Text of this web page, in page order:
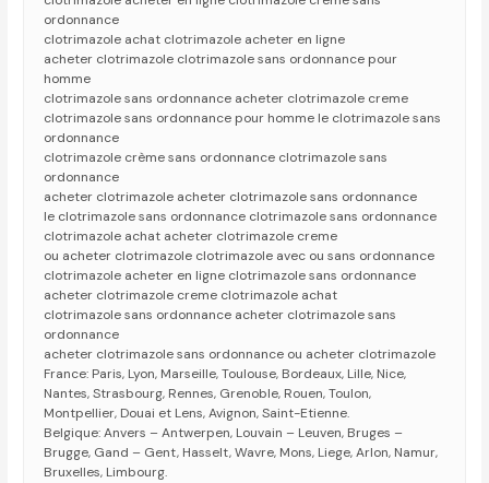
ordonnance
clotrimazole achat clotrimazole acheter en ligne
acheter clotrimazole clotrimazole sans ordonnance pour
homme
clotrimazole sans ordonnance acheter clotrimazole creme
clotrimazole sans ordonnance pour homme le clotrimazole sans
ordonnance
clotrimazole crème sans ordonnance clotrimazole sans
ordonnance
acheter clotrimazole acheter clotrimazole sans ordonnance
le clotrimazole sans ordonnance clotrimazole sans ordonnance
clotrimazole achat acheter clotrimazole creme
ou acheter clotrimazole clotrimazole avec ou sans ordonnance
clotrimazole acheter en ligne clotrimazole sans ordonnance
acheter clotrimazole creme clotrimazole achat
clotrimazole sans ordonnance acheter clotrimazole sans
ordonnance
acheter clotrimazole sans ordonnance ou acheter clotrimazole
France: Paris, Lyon, Marseille, Toulouse, Bordeaux, Lille, Nice,
Nantes, Strasbourg, Rennes, Grenoble, Rouen, Toulon,
Montpellier, Douai et Lens, Avignon, Saint-Etienne.
Belgique: Anvers – Antwerpen, Louvain – Leuven, Bruges –
Brugge, Gand – Gent, Hasselt, Wavre, Mons, Liege, Arlon, Namur,
Bruxelles, Limbourg.